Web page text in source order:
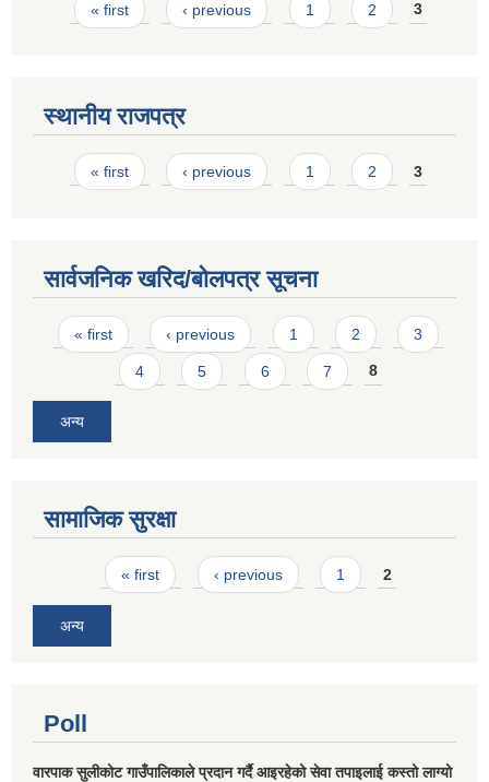
Pages
« first ‹ previous 1 2 3
स्थानीय राजपत्र
Pages
« first ‹ previous 1 2 3
सार्वजनिक खरिद/बोलपत्र सूचना
Pages
« first ‹ previous 1 2 3
4 5 6 7 8
अन्य
सामाजिक सुरक्षा
Pages« first ‹ previous 1 2
अन्य
Poll
वारपाक सुलीकोट गाउँपालिकाले प्रदान गर्दै आइरहेको सेवा तपाइलाई कस्तो लाग्यो